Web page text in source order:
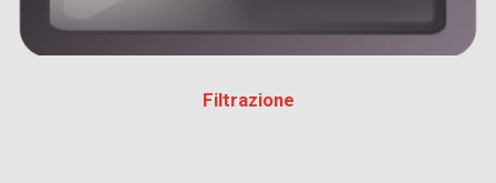
Filtrazione